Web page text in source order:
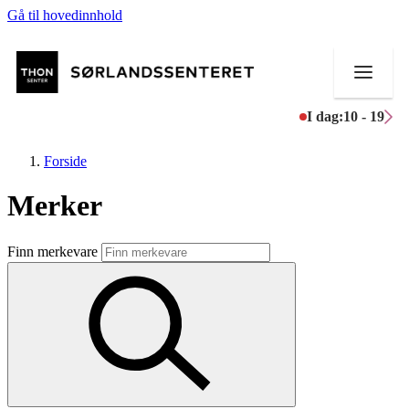
Gå til hovedinnhold
I dag:10 - 19
Butikker
Mat og drikke
Aktiviteter
Forside
Merker
Finn merkevare